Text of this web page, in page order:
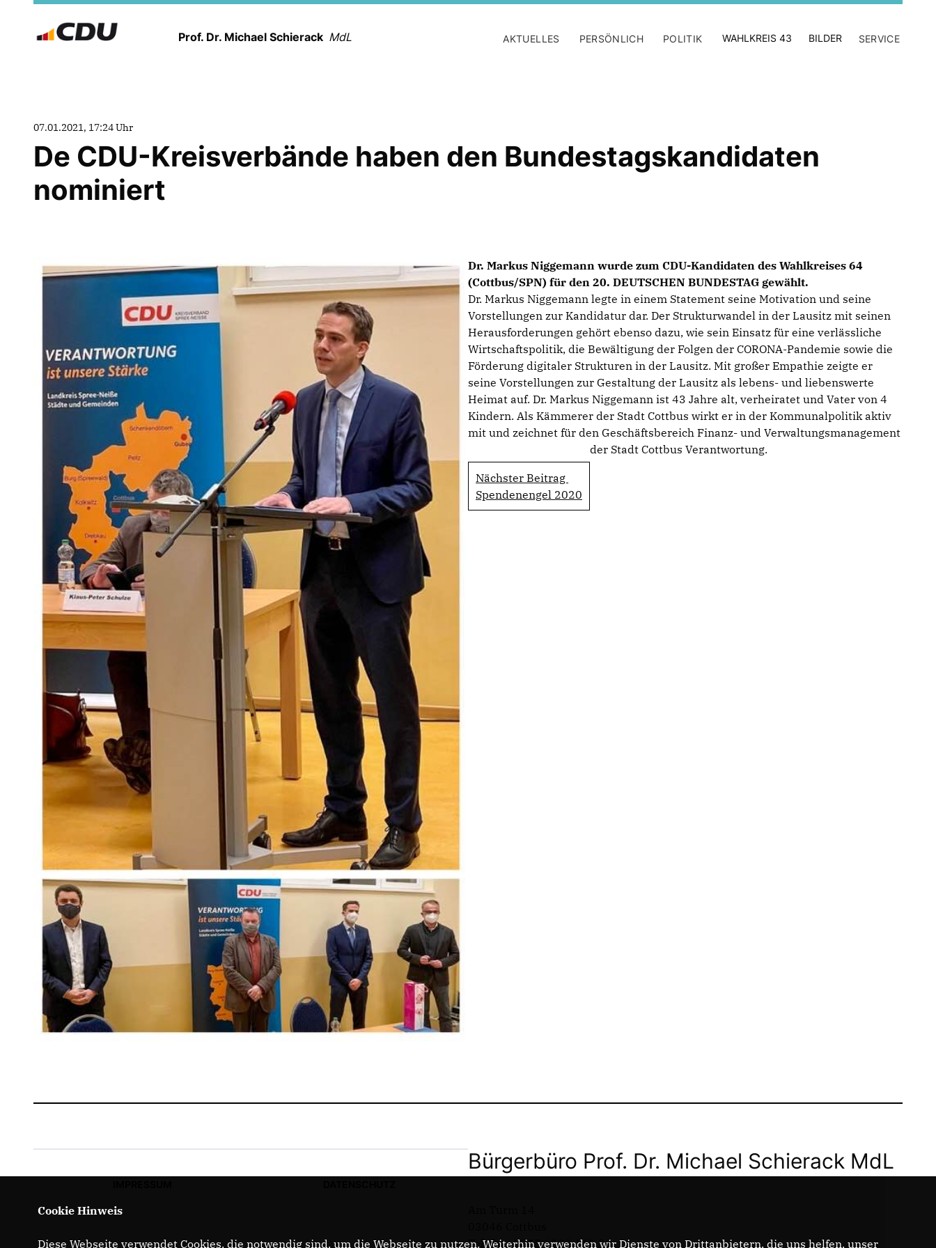
Prof. Dr. Michael Schierack MdL AKTUELLES PERSÖNLICH POLITIK WAHLKREIS 43 BILDER SERVICE
07.01.2021, 17:24 Uhr
De CDU-Kreisverbände haben den Bundestagskandidaten
nominiert
Dr. Markus Niggemann wurde zum CDU-Kandidaten des Wahlkreises 64
(Cottbus/SPN) für den 20. DEUTSCHEN BUNDESTAG gewählt.
Dr. Markus Niggemann legte in einem Statement seine Motivation und seine
Vorstellungen zur Kandidatur dar. Der Strukturwandel in der Lausitz mit seinen
Herausforderungen gehört ebenso dazu, wie sein Einsatz für eine verlässliche
Wirtschaftspolitik, die Bewältigung der Folgen der CORONA-Pandemie sowie die
Förderung digitaler Strukturen in der Lausitz. Mit großer Empathie zeigte er
seine Vorstellungen zur Gestaltung der Lausitz als lebens- und liebenswerte
Heimat auf. Dr. Markus Niggemann ist 43 Jahre alt, verheiratet und Vater von 4
Kindern. Als Kämmerer der Stadt Cottbus wirkt er in der Kommunalpolitik aktiv
mit und zeichnet für den Geschäftsbereich Finanz- und Verwaltungsmanagement
der Stadt Cottbus Verantwortung.
Nächster Beitrag
Spendenengel 2020
Bürgerbüro Prof. Dr. Michael Schierack MdL
Telefon: 0355 / 289 162 38
Cookie Hinweis
Diese Webseite verwendet Cookies, die notwendig sind, um die Webseite zu nutzen. Weiterhin verwenden wir Dienste von Drittanbietern, die uns helfen, unser